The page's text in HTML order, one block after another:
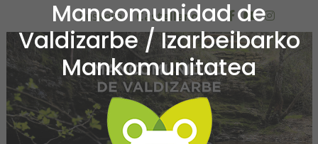
Mancomunidad de
Valdizarbe / Izarbeibarko
Mankomunitatea
Ir al contenido
Euskera Castellano facebook
youtube
Mancomunidad de